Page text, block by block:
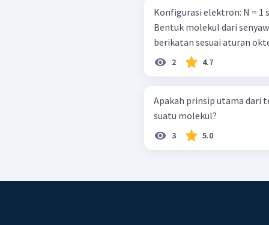
Konfigurasi elektron: N = 1 s 2 2 s 2 2 p 3 Cl = 1 s 2 2 s 2 2 p 6 3 s 2 3 p 5
Bentuk molekul dari
berikatan sesuai aturan
2 4.7
Apakah prinsip utama dari
suatu molekul?
3 5.0